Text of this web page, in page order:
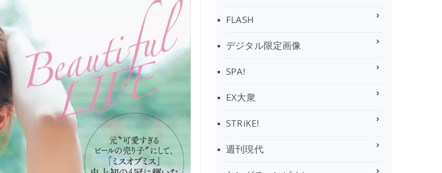
FLASH
デジタル限定画像
SPA!
EX大衆
STRiKE!
週刊現代